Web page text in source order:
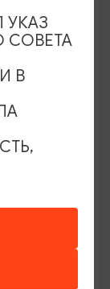
холл»
УКАЗ
СОВЕТА
В